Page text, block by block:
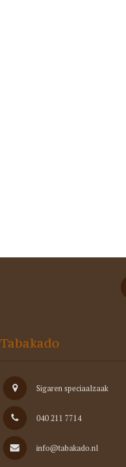
Tabakado
Sigaren speciaalzaak
040 211 7714
info@tabakado.nl